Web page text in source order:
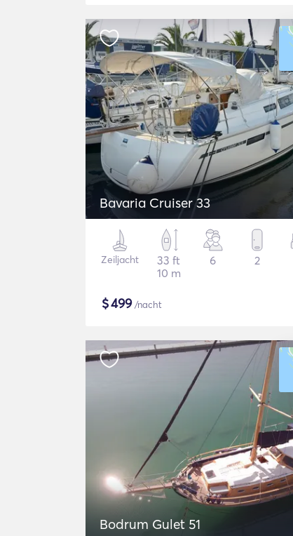
Bavaria Cruiser 33
Zeiljacht
33 ft
10 m
6 2
$499/nacht
Bodrum Gulet 51